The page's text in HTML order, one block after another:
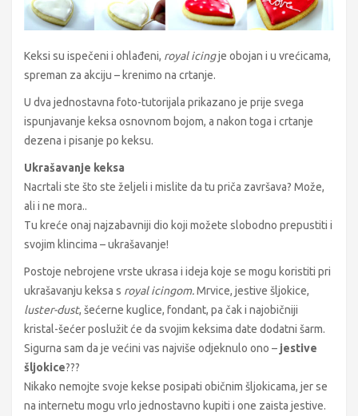
Keksi su ispečeni i ohlađeni, royal icingje obojan i u vrećicama,
spreman za akciju – krenimo na crtanje.
U dva jednostavna foto-tutorijala prikazano je prije svega
ispunjavanje keksa osnovnom bojom, a nakon toga i crtanje
dezena i pisanje po keksu.
Ukrašavanje keksa
Nacrtali ste što ste željeli i mislite da tu priča završava? Može,
ali i ne mora..
Tu kreće onaj najzabavniji dio koji možete slobodno prepustiti i
svojim klincima – ukrašavanje!
Postoje nebrojene vrste ukrasa i ideja koje se mogu koristiti pri
ukrašavanju keksa s royal icingom.Mrvice, jestive šljokice,
luster-dust, šećerne kuglice, fondant, pa čak i najobičniji
kristal-šećer poslužit će da svojim keksima date dodatni šarm.
Sigurna sam da je većini vas najviše odjeknulo ono – jestive
šljokice???
Nikako nemojte svoje kekse posipati običnim šljokicama, jer se
na internetu mogu vrlo jednostavno kupiti i one zaista jestive.